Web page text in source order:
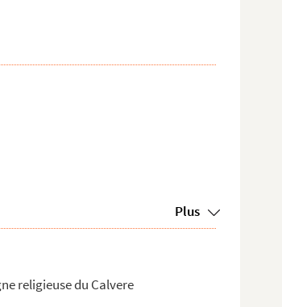
Plus
religieuse du Calvere